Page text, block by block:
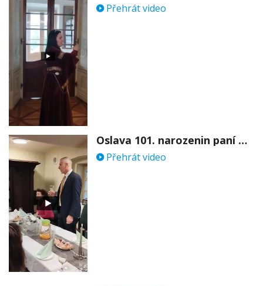
Přehrát video
Oslava 101. narozenin paní Věry Skořepové
Přehrát video